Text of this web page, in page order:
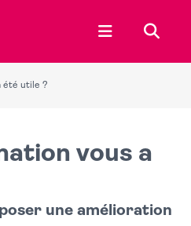
Ouvrir le
été utile ?
vous a
une amélioration